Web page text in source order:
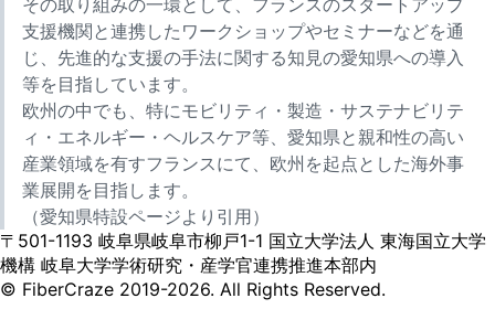
その取り組みの一環として、フランスのスタートアップ
支援機関と連携したワークショップやセミナーなどを通
じ、先進的な支援の手法に関する知見の愛知県への導入
等を目指しています。
欧州の中でも、特にモビリティ・製造・サステナビリテ
ィ・エネルギー・ヘルスケア等、愛知県と親和性の高い
産業領域を有すフランスにて、欧州を起点とした海外事
業展開を目指します。
（愛知県特設ページより引用）
〒501-1193 岐阜県岐阜市柳戸1-1 国立大学法人 東海国立大学
機構 岐阜大学学術研究・産学官連携推進本部内
© FiberCraze 2019-2026. All Rights Reserved.